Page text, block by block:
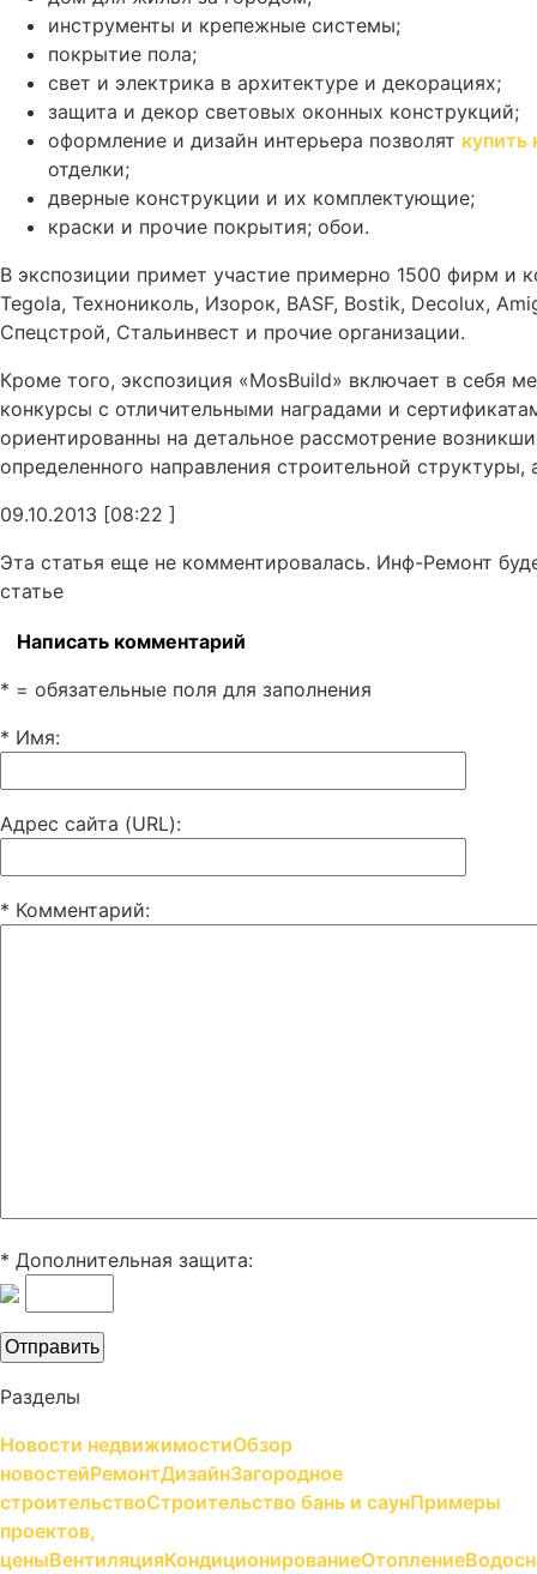
инструменты и крепежные системы;
покрытие пола;
свет и электрика в архитектуре и декорациях;
защита и декор световых оконных конструкций;
оформление и дизайн интерьера позволят купить
отделки;
дверные конструкции и их комплектующие;
краски и прочие покрытия; обои.
В экспозиции примет участие примерно 1500 фирм и
Tegola, Технониколь, Изорок, BASF, Bostik, Decolux,
Спецстрой, Стальинвест и прочие организации.
Кроме того, экспозиция «MosBuild» включает в себя
конкурсы с отличительными наградами и
ориентированны на детальное рассмотрение
определенного направления строительной
09.10.2013 [08:22 ]
Эта статья еще не комментировалась. Инф-Ремонт
статье
Написать комментарий
* = обязательные поля для заполнения
* Имя:
Адрес сайта (URL):
* Комментарий:
* Дополнительная защита:
Разделы
Новости недвижимостиОбзор
новостейРемонтДизайнЗагородное
строительствоСтроительство бань и саунПримеры
проектов,
ценыВентиляцияКондиционированиеОтопление